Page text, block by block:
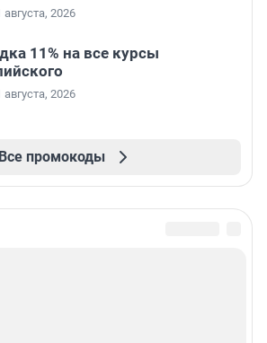
2026
11% на все курсы
2026
Все промокоды